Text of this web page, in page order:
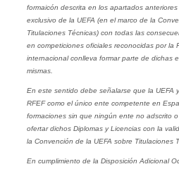
formaicón descrita en los apartados
exclusivo de la UEFA (en el marco de la
Titulaciones Técnicas) con todas las
en competiciones oficiales reconocidas por la
internacional conlleva formar parte de dichas
mismas.
En este sentido debe señalarse que la UEFA
RFEF como el único ente competente en
formaciones sin que ningún ente no adscrito
ofertar dichos Diplomas y Licencias con la
la Convención de la UEFA sobre Titulaciones
En cumplimiento de la Disposición Adicional